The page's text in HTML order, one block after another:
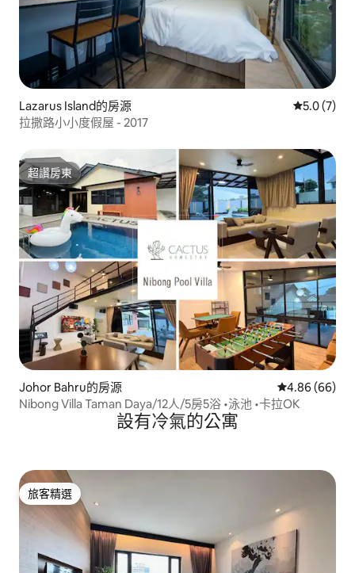
Lazarus Island的房源 從 7 則評
5.0 (7)
拉撒路小小度假屋 - 2017
超讚房東
超讚房東
Johor Bahru的房源 從 66 則評價
4.86 (66)
Nibong Villa Taman Daya/12人/5房5浴 •泳池 •卡拉OK
設有冷氣的公寓
旅客精選
旅客精選